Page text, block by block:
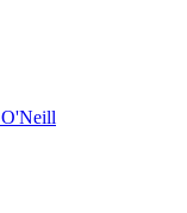
O'Neill